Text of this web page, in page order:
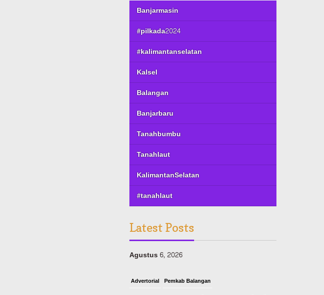
Banjarmasin
#pilkada2024
#kalimantanselatan
Kalsel
Balangan
Banjarbaru
Tanahbumbu
Tanahlaut
KalimantanSelatan
#tanahlaut
Latest Posts
Advertorial Pemkab Balangan
Disporapar Balangan Bekali